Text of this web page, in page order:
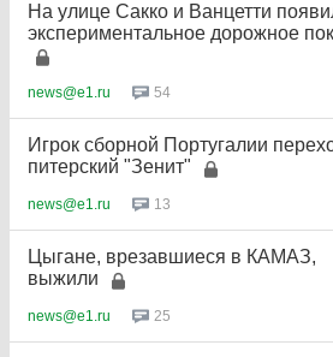
На улице Сакко и Ванцетти
экспериментальное дорожное
news@e1.ru 54
Игрок сборной Португалии
питерский "Зенит"
news@e1.ru 13
Цыгане, врезавшиеся в КАМАЗ,
выжили
news@e1.ru 25